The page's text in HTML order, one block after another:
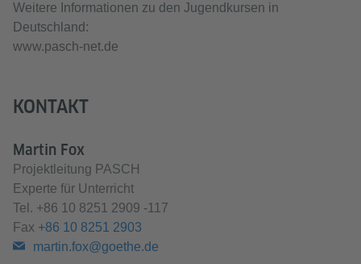
Weitere Informationen zu den Jugendkursen in
Deutschland:
www.pasch-net.de
KONTAKT
Martin Fox
Projektleitung PASCH
Experte für Unterricht
Tel. +86 10 8251 2909 -117
Fax +86 10 8251 2903
martin.fox@goethe.de